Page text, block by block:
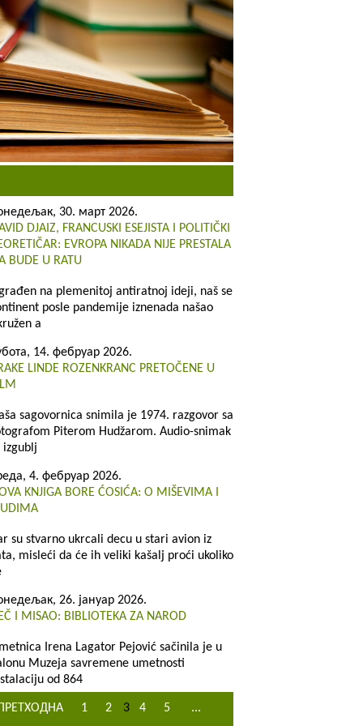
30. март 2026.
DJAIZ, FRANCUSKI ESEJISTA I POLITIČKI
EVROPA NIKADA NIJE PRESTALA
BUDE U RATU
na plemenitoj antiratnoj ideji, naš se
posle pandemije iznenada našao
a
14. фебруар 2026.
LINDE ROZENKRANC PRETOČENE U
sagovornica snimila je 1974. razgovor sa
Piterom Hudžarom. Audio-snimak
izgublj
4. фебруар 2026.
KNJIGA BORE ĆOSIĆA: O MIŠEVIMA I
su stvarno ukrcali decu u stari avion iz
misleći da će ih veliki kašalj proći ukoliko
26. јануар 2026.
I MISAO: BIBLIOTEKA ZA NAROD
Irena Lagator Pejović sačinila je u
Muzeja savremene umetnosti
od 864
ПРЕТХОДНА 1 2 3 4 5 ...